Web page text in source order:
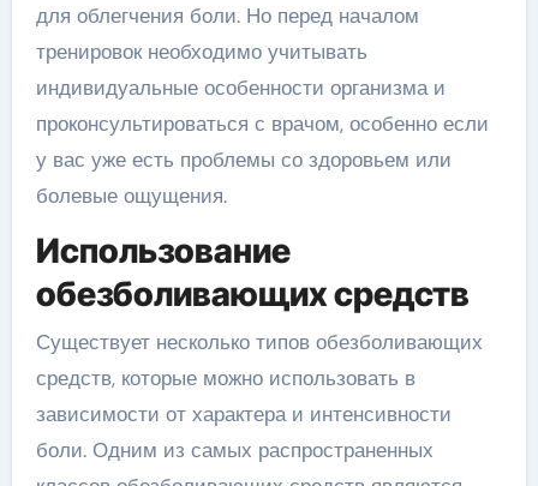
для облегчения боли. Но перед началом
тренировок необходимо учитывать
индивидуальные особенности организма и
проконсультироваться с врачом, особенно если
у вас уже есть проблемы со здоровьем или
болевые ощущения.
Использование
обезболивающих средств
Существует несколько типов обезболивающих
средств, которые можно использовать в
зависимости от характера и интенсивности
боли. Одним из самых распространенных